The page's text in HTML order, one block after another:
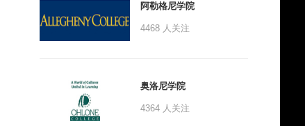
阿勒格尼学院
4468 人关注
奥洛尼学院
4364 人关注